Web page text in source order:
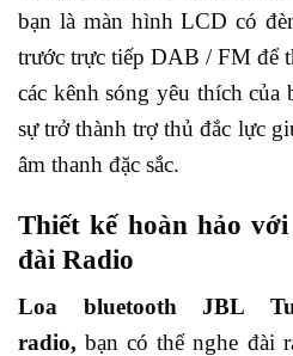
bạn là màn hình LCD có
trước trực tiếp DAB / FM để
các kênh sóng yêu thích
sự trở thành trợ thủ đắc lực
âm thanh đặc sắc.
Thiết kế hoàn hảo
đài Radio
Loa bluetooth JBL
radio, bạn có thể nghe đài